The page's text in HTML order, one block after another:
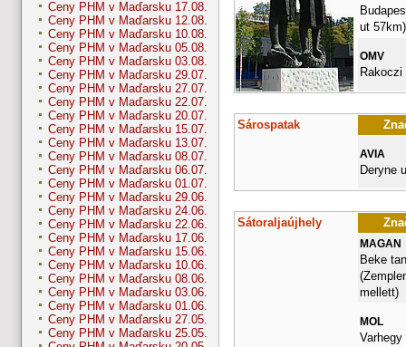
Ceny PHM v Maďarsku 17.08.
Ceny PHM v Maďarsku 12.08.
Ceny PHM v Maďarsku 10.08.
Ceny PHM v Maďarsku 05.08.
Ceny PHM v Maďarsku 03.08.
Ceny PHM v Maďarsku 29.07.
Ceny PHM v Maďarsku 27.07.
Ceny PHM v Maďarsku 22.07.
Ceny PHM v Maďarsku 20.07.
Ceny PHM v Maďarsku 15.07.
Ceny PHM v Maďarsku 13.07.
Ceny PHM v Maďarsku 08.07.
Ceny PHM v Maďarsku 06.07.
Ceny PHM v Maďarsku 01.07.
Ceny PHM v Maďarsku 29.06.
Ceny PHM v Maďarsku 24.06.
Ceny PHM v Maďarsku 22.06.
Ceny PHM v Maďarsku 17.06.
Ceny PHM v Maďarsku 15.06.
Ceny PHM v Maďarsku 10.06.
Ceny PHM v Maďarsku 08.06.
Ceny PHM v Maďarsku 03.06.
Ceny PHM v Maďarsku 01.06.
Ceny PHM v Maďarsku 27.05.
Ceny PHM v Maďarsku 25.05.
ut 57km)
OMV
Rakoczi
Sárospatak
AVIA
Deryne
Sátoraljaújhely
MAGAN
Beke
mellett)
MOL